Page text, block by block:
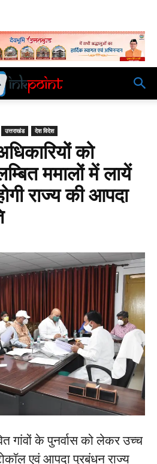
उत्तराखंड देश विदेश
को
ममालों में लायें
राज्य की आपदा
गांवों के पुनर्वास को लेकर उच्च
एवं आपदा प्रबंधन राज्य